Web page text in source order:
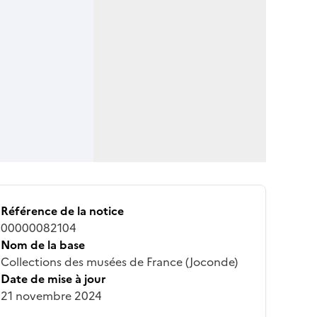
Référence de la notice
00000082104
Nom de la base
Collections des musées de France (Joconde)
Date de mise à jour
21 novembre 2024